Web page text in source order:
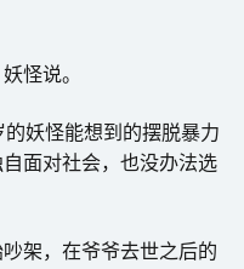
怪说。
的妖怪能想到的摆脱暴力
面对社会，也没办法选
架，在爷爷去世之后的